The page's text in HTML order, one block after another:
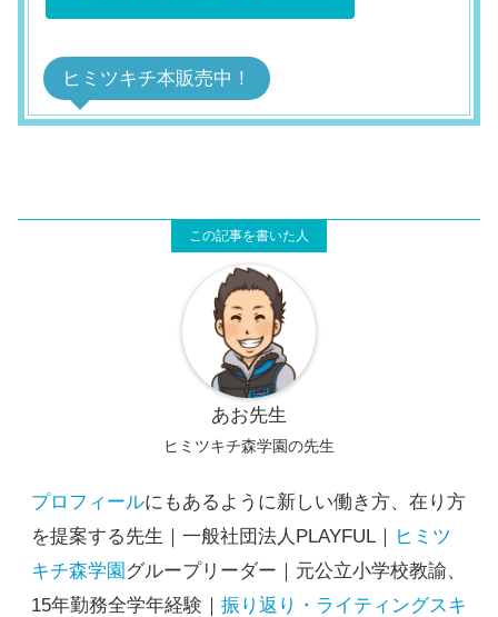
ヒミツキチ本販売中！
あお先生
ヒミツキチ森学園の先生
プロフィールにもあるように新しい働き方、在り方
を提案する先生｜一般社団法人PLAYFUL｜ ヒミツ
キチ森学園 グループリーダー｜元公立小学校教諭、
15年勤務全学年経験｜ 振り返り・ライティングスキ